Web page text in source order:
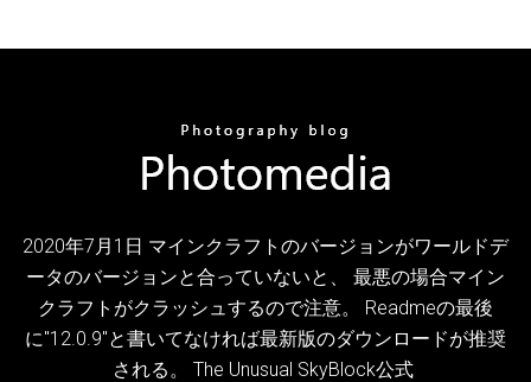
2020年7月1日 マインクラフトのバージョンがワールドデ
ータのバージョンと合っていないと、 最悪の場合マイン
クラフトがクラッシュするので注意。 Readmeの最後
に"12.0.9"と書いてなければ最新版のダウンロードが推奨
される。 The Unusual SkyBlock公式